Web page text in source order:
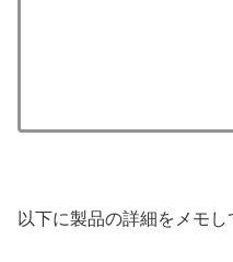
以下に製品の詳細をメモし